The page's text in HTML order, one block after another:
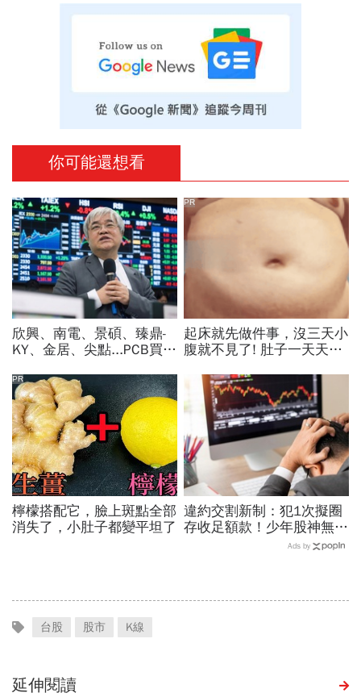
你可能還想看
欣興、南電、景碩、臻鼎-
KY、金居、尖點...PCB買誰
11月末升段首選，V轉反彈
最快
起床就先做件事，沒三天小
腹就不見了! 肚子一天天變
PR
檸檬搭配它，臉上斑點全部
消失了，小肚子都變平坦了
PR
違約交割新制：犯1次擬圈
存收足額款！少年股神無本
當沖翻車、前7月飆百億…
Ads by
台股 股市 K線
延伸閱讀